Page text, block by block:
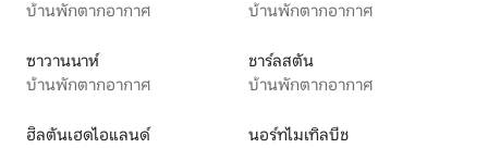
บ้านพักตากอากาศ
บ้านพักตากอากาศ
ซาวานนาห์
บ้านพักตากอากาศ
ชาร์ลสตัน
บ้านพักตากอากาศ
ฮิลตันเฮดไอแลนด์
นอร์ทไมเทิลบีช